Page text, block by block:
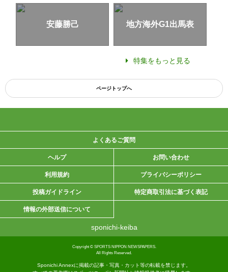
安藤勝己 地方海外G1出馬表
特集をもっと見る
ページトップへ
よくあるご質問
ヘルプ お問い合わせ
利用規約 プライバシーポリシー
投稿ガイドライン 特定商取引法に基づく表記
情報の外部送信について
sponichi-keiba
Copyright © SPORTS NIPPON NEWSPAPERS.
All Rights Reserved.
Sponichi Annexに掲載の記事・写真・カット等の転載を禁じます。